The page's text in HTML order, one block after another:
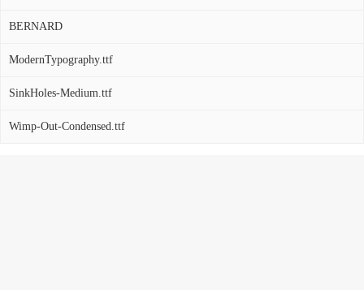
BERNARD
ModernTypography.ttf
SinkHoles-Medium.ttf
Wimp-Out-Condensed.ttf